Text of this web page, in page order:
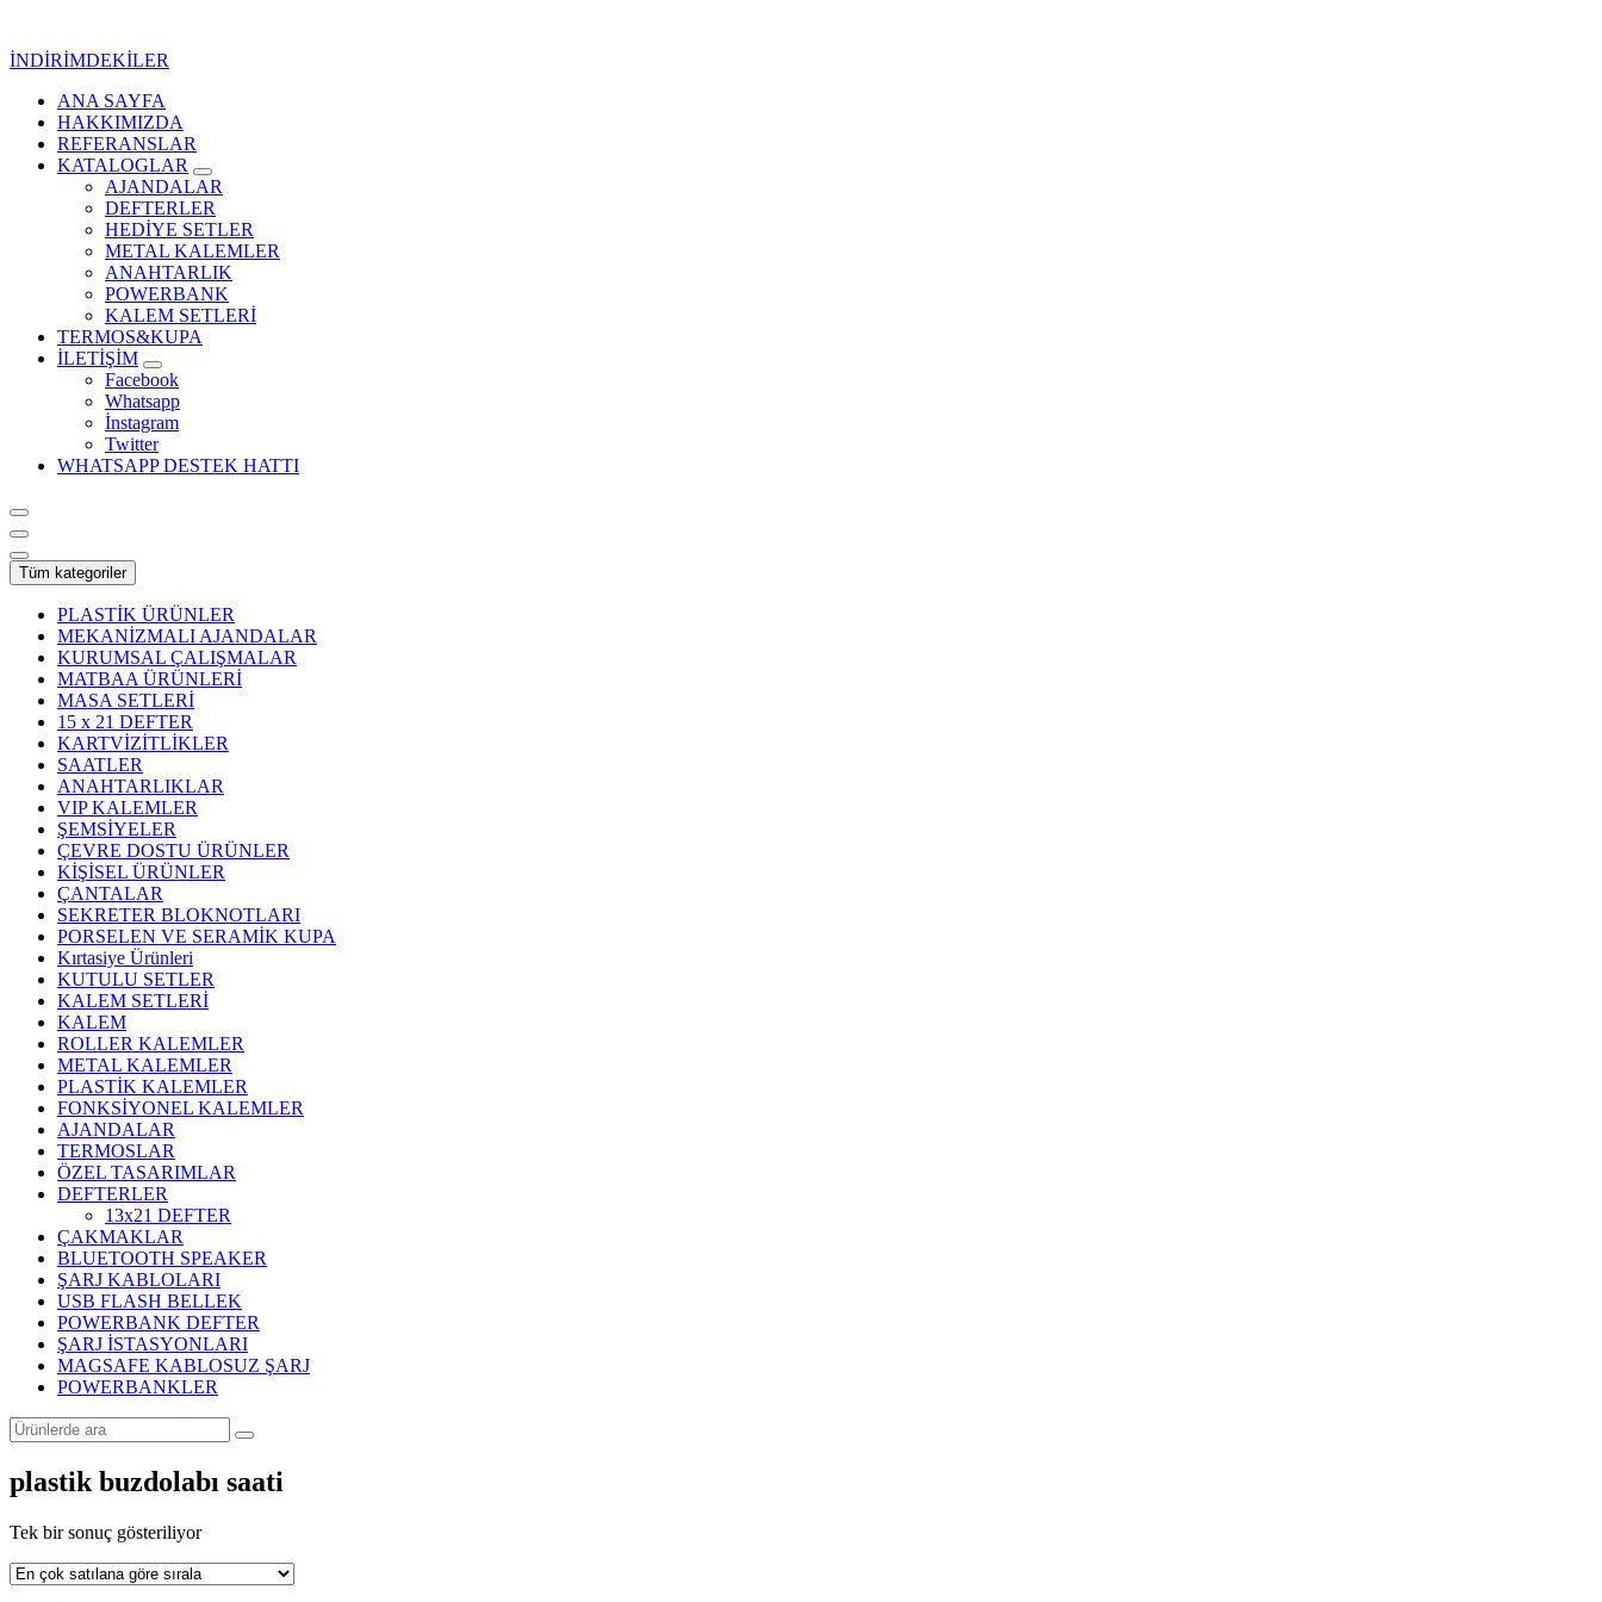
İNDİRİMDEKİLER
Kurumsal Promosyon-Hediyelik
ANA SAYFA
HAKKIMIZDA
REFERANSLAR
KATALOGLAR
AJANDALAR
DEFTERLER
HEDİYE SETLER
METAL KALEMLER
ANAHTARLIK
POWERBANK
KALEM SETLERİ
TERMOS&KUPA
İLETİŞİM
Facebook
Whatsapp
İnstagram
Twitter
WHATSAPP DESTEK HATTI
Tüm kategoriler
PLASTİK ÜRÜNLER
MEKANİZMALI AJANDALAR
KURUMSAL ÇALIŞMALAR
MATBAA ÜRÜNLERİ
MASA SETLERİ
15 x 21 DEFTER
KARTVİZİTLİKLER
SAATLER
ANAHTARLIKLAR
VIP KALEMLER
ŞEMSİYELER
ÇEVRE DOSTU ÜRÜNLER
KİŞİSEL ÜRÜNLER
ÇANTALAR
SEKRETER BLOKNOTLARI
PORSELEN VE SERAMİK KUPA
Kırtasiye Ürünleri
KUTULU SETLER
KALEM SETLERİ
KALEM
ROLLER KALEMLER
METAL KALEMLER
PLASTİK KALEMLER
FONKSİYONEL KALEMLER
AJANDALAR
TERMOSLAR
ÖZEL TASARIMLAR
DEFTERLER
13x21 DEFTER
ÇAKMAKLAR
BLUETOOTH SPEAKER
ŞARJ KABLOLARI
USB FLASH BELLEK
POWERBANK DEFTER
ŞARJ İSTASYONLARI
MAGSAFE KABLOSUZ ŞARJ
POWERBANKLER
plastik buzdolabı saati
Tek bir sonuç gösteriliyor